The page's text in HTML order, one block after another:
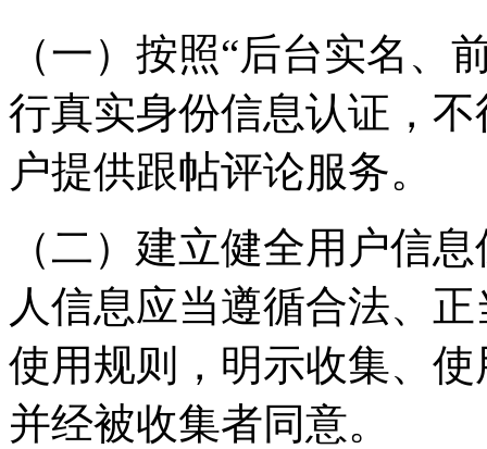
（一）按照“后台实名、
行真实身份信息认证，
户提供跟帖评论服务。
（二）建立健全用户信
人信息应当遵循合法、
使用规则，明示收集、
并经被收集者同意。